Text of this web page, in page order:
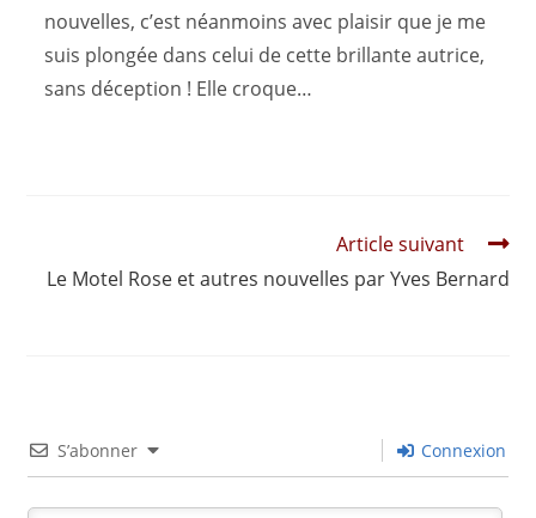
nouvelles, c’est néanmoins avec plaisir que je me
suis plongée dans celui de cette brillante autrice,
sans déception ! Elle croque…
articles
Article suivant
Le Motel Rose et autres nouvelles par Yves Bernard
S’abonner Connexion